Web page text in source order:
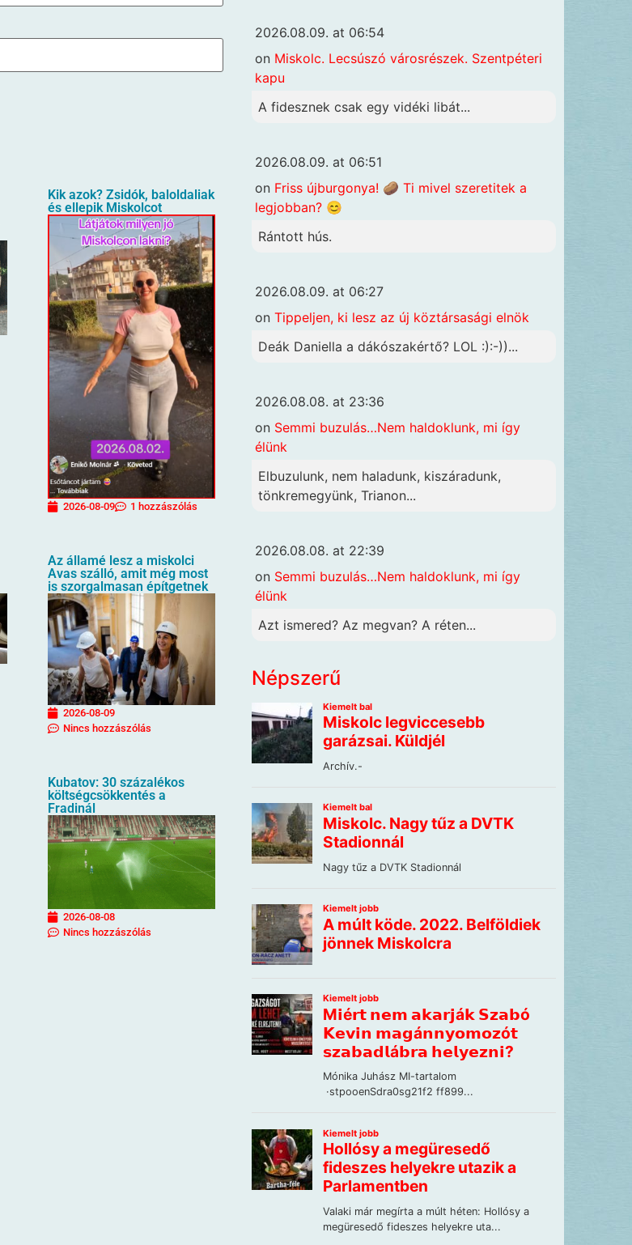
Kik azok? Zsidók, baloldaliak
és ellepik Miskolcot
2026-08-09 1 hozzászólás
Az államé lesz a miskolci
Avas szálló, amit még most
is szorgalmasan építgetnek
2026-08-09
Nincs hozzászólás
Kubatov: 30 százalékos
költségcsökkentés a
Fradinál
2026-08-08
Nincs hozzászólás
2026.08.09. at 06:54
on Miskolc. Lecsúszó városrészek. Szentpéteri
kapu
A fidesznek csak egy vidéki libát...
2026.08.09. at 06:51
on Friss újburgonya! 🥔 Ti mivel szeretitek a
legjobban? 😊
Rántott hús.
2026.08.09. at 06:27
on Tippeljen, ki lesz az új köztársasági elnök
Deák Daniella a dákószakértő? LOL :):-))...
2026.08.08. at 23:36
on Semmi buzulás…Nem haldoklunk, mi így
élünk
Elbuzulunk, nem haladunk, kiszáradunk,
tönkremegyünk, Trianon...
2026.08.08. at 22:39
on Semmi buzulás…Nem haldoklunk, mi így
élünk
Azt ismered? Az megvan? A réten...
Népszerű